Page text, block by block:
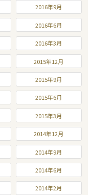
2016年9月
2016年6月
2016年3月
2015年12月
2015年9月
2015年6月
2015年3月
2014年12月
2014年9月
2014年6月
2014年2月